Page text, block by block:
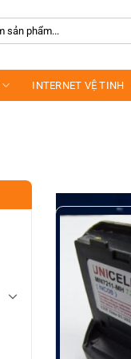
INTERNET VỆ TINH